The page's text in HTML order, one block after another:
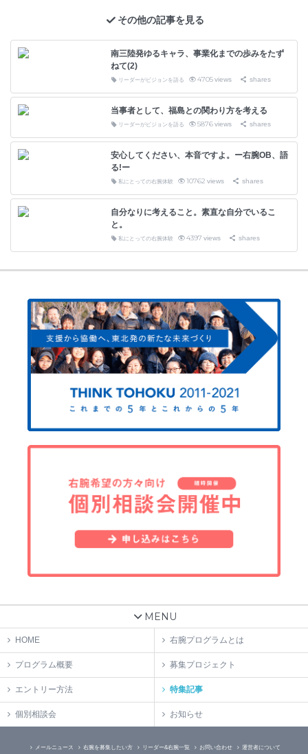
その他の記事を見る
南三陸発ゆるキャラ、事業化までの歩みをたず
ねて(2)
リーダーがビジョンを語る 4705views shares
当事者として、福島との関わり方を考える
リーダーがビジョンを語る 5876views shares
安心してください、本音ですよ。ー右腕OB、語
る!ー
私にとっての右腕体験 10762 views shares
自分なりに考えること。素直な自分でいるこ
と。
私にとっての右腕体験 4397 views shares
MENU
HOME 右腕プログラムとは
プログラム概要 募集プロジェクト
エントリー方法 特集記事
個別相談会 お知らせ
メールニュース 右腕を募集したい方 リーダー&右腕一覧 お問い合わせ 運営者について